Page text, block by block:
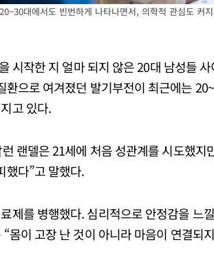
대에서도 빈번하게 나타나면서, 의학적 관심도 커
시작한 지 얼마 되지 않은 20대 남성들 사
으로 여겨졌던 발기부전이 최근에는
고 있다.
랜델은 21세에 처음 성관계를 시도했지
했다”고 말했다.
제를 병행했다. 심리적으로 안정감을 느
몸이 고장 난 것이 아니라 마음이 연결되